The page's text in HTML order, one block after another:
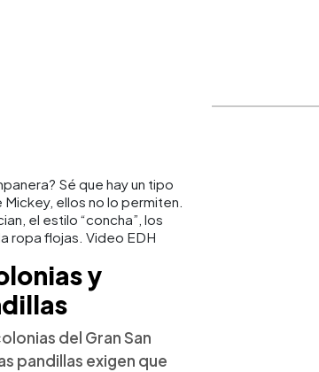
Sé que hay un tipo
ellos no lo permiten.
el estilo “concha”, los
ropa flojas. Video EDH
y
del Gran San
pandillas exigen que